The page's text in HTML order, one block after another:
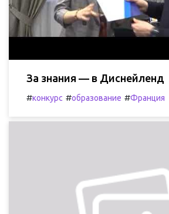
За знания — в Диснейленд
#конкурс #образование #Франция